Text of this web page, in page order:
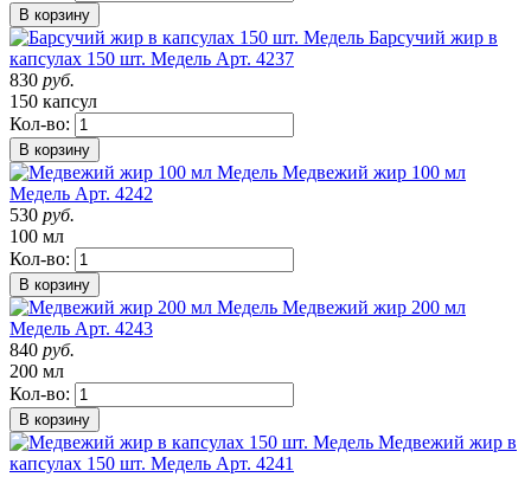
В корзину
Барсучий жир в
капсулах 150 шт. Медель Арт. 4237
830 руб.
150 капсул
Кол-во:
В корзину
Медвежий жир 100 мл
Медель Арт. 4242
530 руб.
100 мл
Кол-во:
В корзину
Медвежий жир 200 мл
Медель Арт. 4243
840 руб.
200 мл
Кол-во:
В корзину
Медвежий жир в
капсулах 150 шт. Медель Арт. 4241